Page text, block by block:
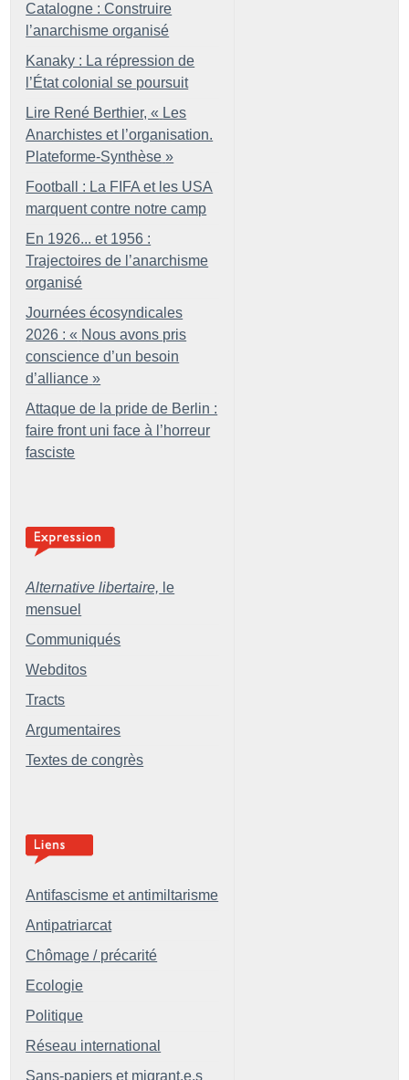
Catalogne : Construire
l’anarchisme organisé
Kanaky : La répression de
l’État colonial se poursuit
Lire René Berthier, « Les
Anarchistes et l’organisation.
Plateforme-Synthèse »
Football : La FIFA et les USA
marquent contre notre camp
En 1926... et 1956 :
Trajectoires de l’anarchisme
organisé
Journées écosyndicales
2026 : « Nous avons pris
conscience d’un besoin
d’alliance »
Attaque de la pride de Berlin :
faire front uni face à l’horreur
fasciste
Alternative libertaire, le
mensuel
Communiqués
Webditos
Tracts
Argumentaires
Textes de congrès
Antifascisme et antimiltarisme
Antipatriarcat
Chômage / précarité
Ecologie
Politique
Réseau international
Sans-papiers et migrant.e.s